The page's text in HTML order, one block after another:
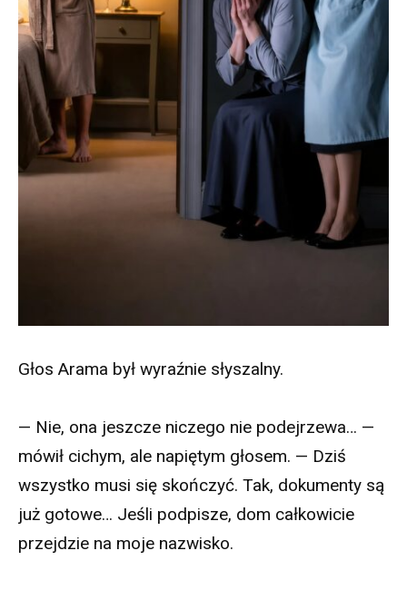
Głos Arama był wyraźnie słyszalny.
— Nie, ona jeszcze niczego nie podejrzewa… —
mówił cichym, ale napiętym głosem. — Dziś
wszystko musi się skończyć. Tak, dokumenty są
już gotowe… Jeśli podpisze, dom całkowicie
przejdzie na moje nazwisko.